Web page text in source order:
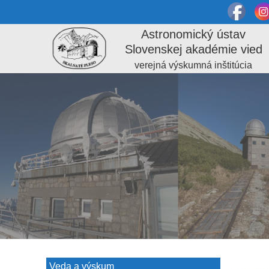
Astronomický ústav
Slovenskej akadémie vied
verejná výskumná inštitúcia
Veda a výskum